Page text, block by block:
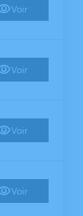
Voir
Voir
Voir
Voir